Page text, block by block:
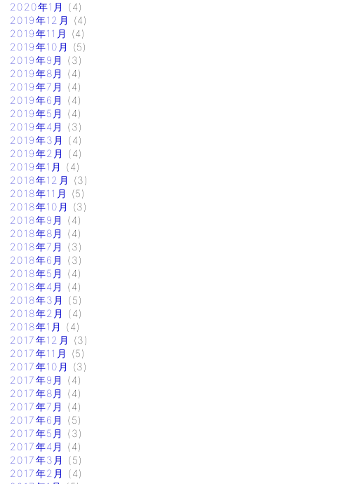
2020年1月
(4)
2019年12月
(4)
2019年11月
(4)
2019年10月
(5)
2019年9月
(3)
2019年8月
(4)
2019年7月
(4)
2019年6月
(4)
2019年5月
(4)
2019年4月
(3)
2019年3月
(4)
2019年2月
(4)
2019年1月
(4)
2018年12月
(3)
2018年11月
(5)
2018年10月
(3)
2018年9月
(4)
2018年8月
(4)
2018年7月
(3)
2018年6月
(3)
2018年5月
(4)
2018年4月
(4)
2018年3月
(5)
2018年2月
(4)
2018年1月
(4)
2017年12月
(3)
2017年11月
(5)
2017年10月
(3)
2017年9月
(4)
2017年8月
(4)
2017年7月
(4)
2017年6月
(5)
2017年5月
(3)
2017年4月
(4)
2017年3月
(5)
2017年2月
(4)